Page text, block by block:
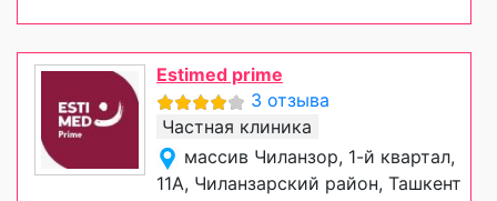
Estimed prime
3 отзыва
Частная клиника
массив Чиланзор, 1-й квартал,
11A, Чиланзарский район, Ташкент